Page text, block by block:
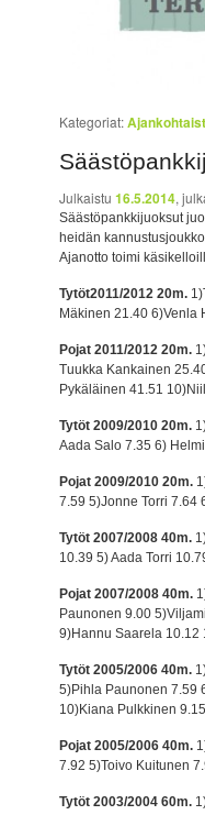
Kategoriat:
Julkaistu16.5.2014,
Säästöpankkijuoksut
heidän
Ajanotto toimi
Tytöt2011/2012 20m.
Mäkinen 21.40 6)Venla
Pojat 2011/2012 20m.
Tuukka Kankainen
Pykäläinen 41.51
Tytöt 2009/2010 20m.
Aada Salo 7.35 6)
Pojat 2009/2010 20m.
7.59 5)Jonne Torri 7.64
Tytöt 2007/2008 40m.
10.39 5) Aada Torri
Pojat 2007/2008 40m.
Paunonen 9.00
9)Hannu Saarela 10.12
Tytöt 2005/2006 40m.
5)Pihla Paunonen 7.59
10)Kiana Pulkkinen 9.15
Pojat 2005/2006 40m.
7.92 5)Toivo Kuitunen
Tytöt 2003/2004 60m.